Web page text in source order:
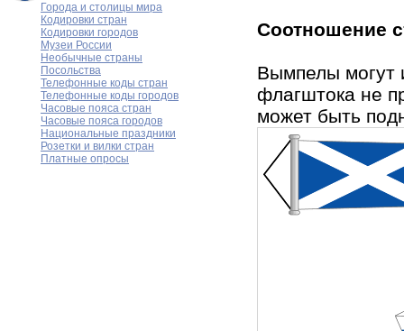
Города и столицы мира
Кодировки стран
Кодировки городов
Музеи России
Необычные страны
Посольства
Телефонные коды стран
Телефонные коды городов
Часовые пояса стран
Часовые пояса городов
Национальные праздники
Розетки и вилки стран
Платные опросы
Соотношение
Вымпелы могут
флагштока не
может быть